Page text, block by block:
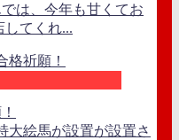
は、今年も甘くてお
してくれ...
大絵馬が設置が設置さ